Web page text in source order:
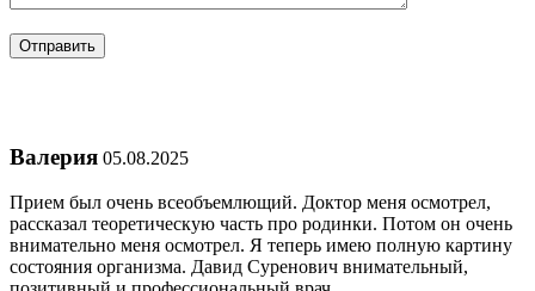
Валерия 05.08.2025
Прием был очень всеобъемлющий. Доктор меня осмотрел,
рассказал теоретическую часть про родинки. Потом он очень
внимательно меня осмотрел. Я теперь имею полную картину
состояния организма. Давид Суренович внимательный,